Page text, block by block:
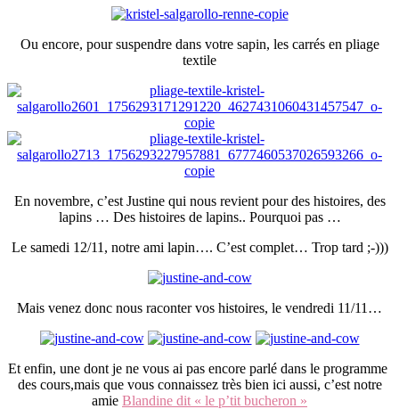
Ou encore, pour suspendre dans votre sapin, les carrés en pliage
textile
En novembre, c’est Justine qui nous revient pour des histoires, des
lapins … Des histoires de lapins.. Pourquoi pas …
Le samedi 12/11, notre ami lapin…. C’est complet… Trop tard ;-)))
Mais venez donc nous raconter vos histoires, le vendredi 11/11…
Et enfin, une dont je ne vous ai pas encore parlé dans le programme
des cours,mais que vous connaissez très bien ici aussi, c’est notre
amie Blandine dit « le p’tit bucheron »